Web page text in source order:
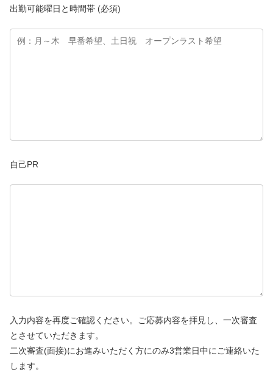
出勤可能曜日と時間帯 (必須)
自己PR
入力内容を再度ご確認ください。ご応募内容を拝見し、一次審査
とさせていただきます。
二次審査(面接)にお進みいただく方にのみ3営業日中にご連絡いた
します。